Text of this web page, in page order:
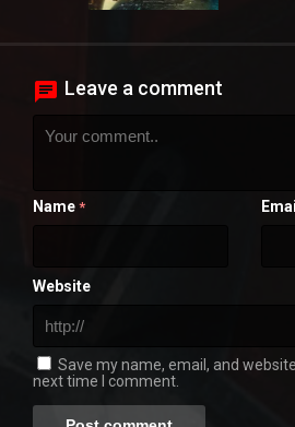
Leave a comment
Name * Email
Website
Save my name, email, and
next time I comment.